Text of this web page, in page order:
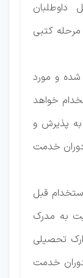
داوطلبان
مرحله کتبی
شده و مورد
خواهد
پذیرش و
خدمت
قبل
به مدرک
تحصیلی
خدمت